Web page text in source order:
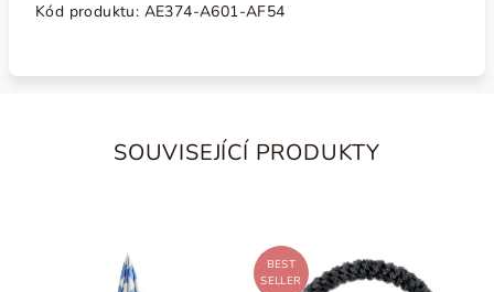
Kód produktu: AE374-A601-AF54
SOUVISEJÍCÍ PRODUKTY
BEST
SELLER